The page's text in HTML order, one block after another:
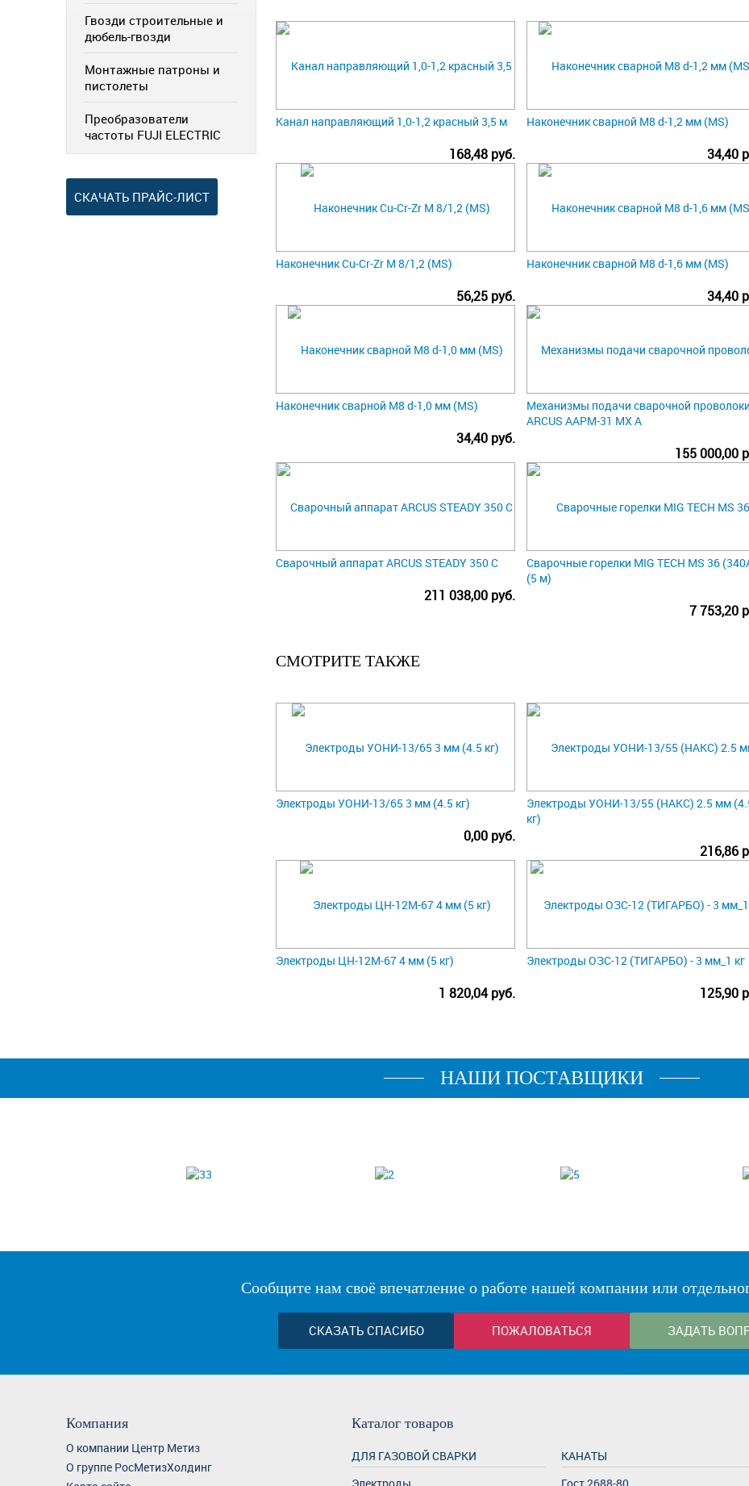
Гвозди строительные и
дюбель-гвозди
Монтажные патроны и
пистолеты
Преобразователи
частоты FUJI ELECTRIC
СКАЧАТЬ ПРАЙС-ЛИСТ
Канал направляющий 1,0-1,2 красный 3,5 м
168,48 руб.
Наконечник сварной М8 d-1,2 мм (MS)
34,40
Наконечник Cu-Cr-Zr M 8/1,2 (MS)
56,25 руб.
Наконечник сварной М8 d-1,6 мм (MS)
34,40
Наконечник сварной М8 d-1,0 мм (MS)
34,40 руб.
Механизмы подачи сварочной проволоки
ARCUS AAPM-31 MX A
155 000,00
Сварочный аппарат ARCUS STEADY 350 C
211 038,00 руб.
Сварочные горелки MIG TECH MS 36
(5 м)
7 753,20
СМОТРИТЕ ТАКЖЕ
Электроды УОНИ-13/65 3 мм (4.5 кг)
0,00 руб.
Электроды УОНИ-13/55 (НАКС) 2.5 мм
кг)
216,86
Электроды ЦН-12М-67 4 мм (5 кг)
1 820,04 руб.
Электроды ОЗС-12 (ТИГАРБО) - 3 мм_1 кг
125,90
НАШИ ПОСТАВЩИКИ
Сообщите нам своё впечатление о работе нашей компании или
СКАЗАТЬ СПАСИБО ПОЖАЛОВАТЬСЯ ЗАДАТЬ
Компания
О компании Центр Метиз
О группе РосМетизХолдинг
Каталог товаров
ДЛЯ ГАЗОВОЙ СВАРКИ
Электроды
КАНАТЫ
Гост 2688-80